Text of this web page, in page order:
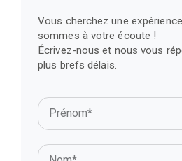
Vous cherchez une
sommes à votre écoute !
Écrivez-nous et nous vous
plus brefs délais.